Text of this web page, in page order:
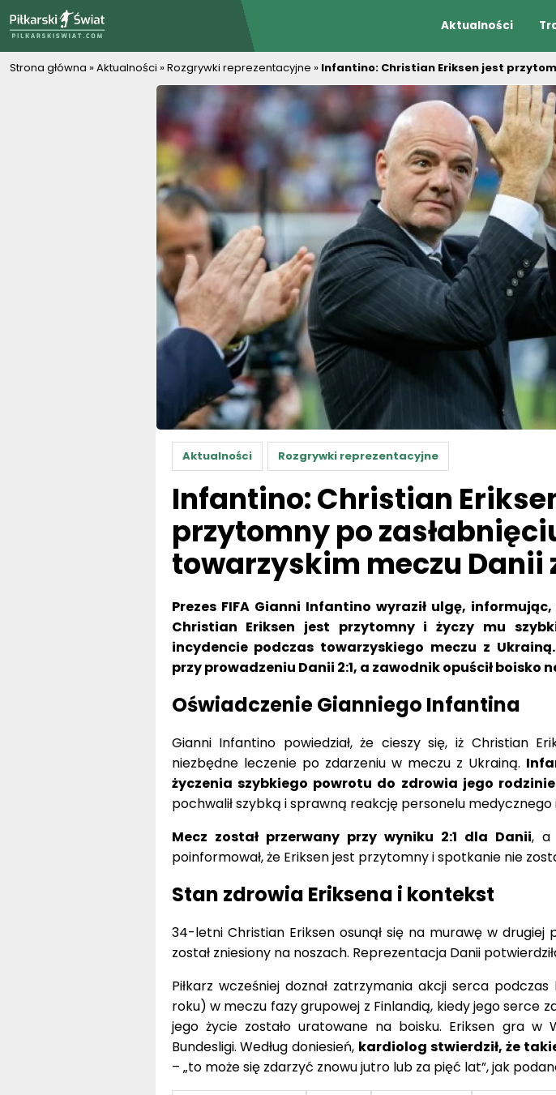
Aktualności
Strona główna »Aktualności »Rozgrywki reprezentacyjne » Infantino: Christian Eriksen jest
Aktualności Rozgrywki reprezentacyjne
Infantino: Christian
przytomny po
towarzyskim meczu Danii
Prezes FIFA Gianni Infantino wyraził ulgę,
Christian Eriksen jest przytomny i życzy mu
incydencie podczas towarzyskiego meczu z
przy prowadzeniu Danii 2:1, a zawodnik opuścił boisko
Oświadczenie Gianniego Infantina
Gianni Infantino powiedział, że cieszy się, iż Christian
niezbędne leczenie po zdarzeniu w meczu z Ukrainą.
życzenia szybkiego powrotu do zdrowia jego rodzinie
pochwalił szybką i sprawną reakcję personelu medycznego
Mecz został przerwany przy wyniku 2:1 dla Danii, a
poinformował, że Eriksen jest przytomny i spotkanie nie
Stan zdrowia Eriksena i kontekst
34-letni Christian Eriksen osunął się na murawę w drugiej
został zniesiony na noszach. Reprezentacja Danii
Piłkarz wcześniej doznał zatrzymania akcji serca
roku) w meczu fazy grupowej z Finlandią, kiedy jego serce
jego życie zostało uratowane na boisku. Eriksen gra w
Bundesligi. Według doniesień, kardiolog stwierdził, że
– „to może się zdarzyć znowu jutro lub za pięć lat”, jak